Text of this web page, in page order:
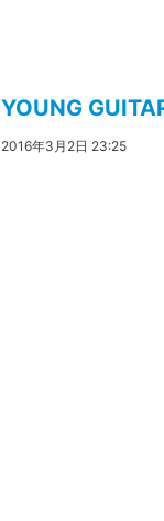
YOUNG
2016年3月2日 23:25